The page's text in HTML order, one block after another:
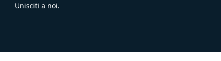
Unisciti a noi.